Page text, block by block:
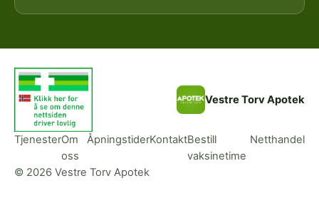
Vestre Torv Apotek
TjenesterOm
oss
ÅpningstiderKontaktBestill
vaksinetime
Netthandel
© 2026 Vestre Torv Apotek